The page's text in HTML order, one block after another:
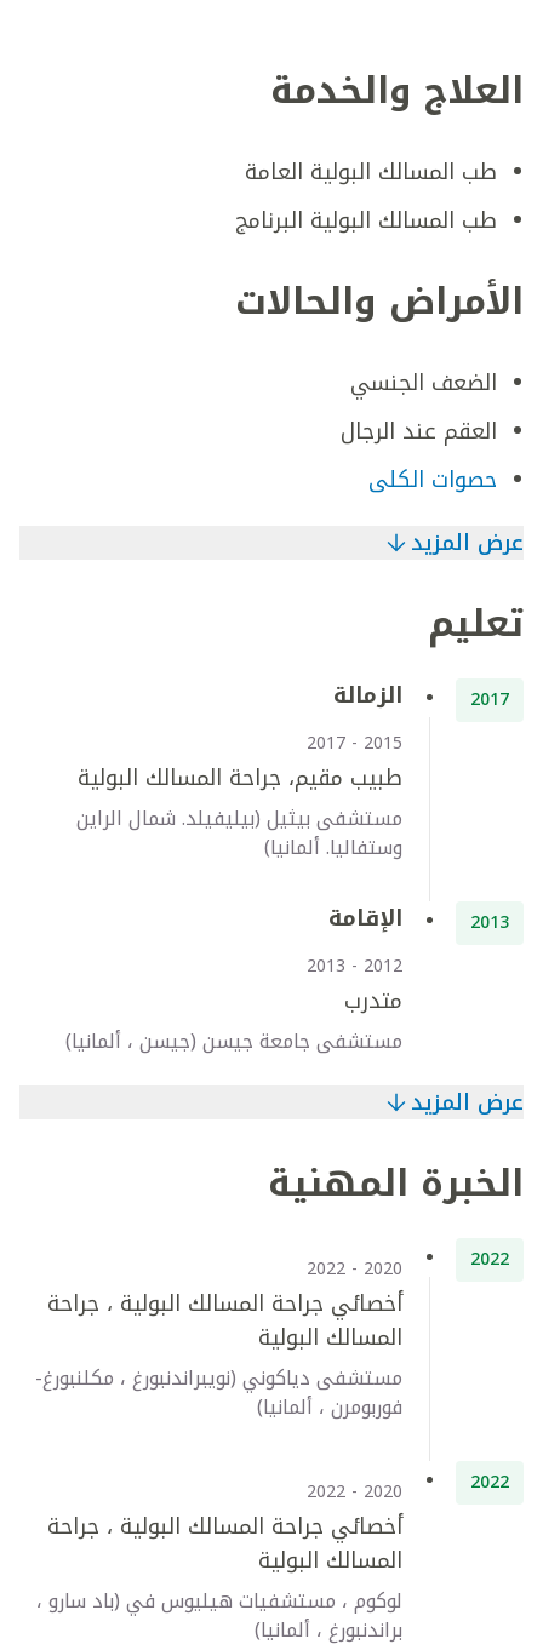
العلاج والخدمة
طب المسالك البولية العامة
طب المسالك البولية البرنامج
الأمراض والحالات
الضعف الجنسي
العقم عند الرجال
حصوات الكلى
عرض المزيد
تعليم
2017 الزمالة
2015 - 2017
طبيب مقيم، جراحة المسالك البولية
مستشفى بيثيل (بيليفيلد. شمال الراين
وستفاليا. ألمانيا)
2013 الإقامة
2012 - 2013
متدرب
مستشفى جامعة جيسن (جيسن ، ألمانيا)
عرض المزيد
الخبرة المهنية
2022
2020 - 2022
أخصائي جراحة المسالك البولية ، جراحة
المسالك البولية
مستشفى دياكوني (نويبراندنبورغ ، مكلنبورغ-
فوربومرن ، ألمانيا)
2022
2020 - 2022
أخصائي جراحة المسالك البولية ، جراحة
المسالك البولية
لوكوم ، مستشفيات هيليوس في (باد سارو ،
براندنبورغ ، ألمانيا)